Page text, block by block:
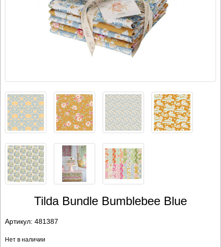
Tilda Bundle Bumblebee Blue
Артикул: 481387
Нет в наличии